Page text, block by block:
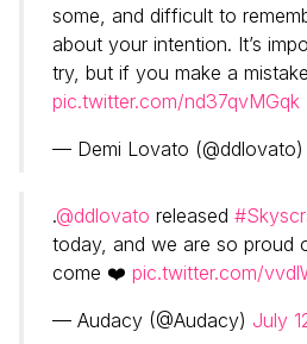
some, and difficult to
about your intention. It’s
try, but if you make a
pic.twitter.com/nd37qvMGqk
— Demi Lovato (@ddlovato)
.@ddlovato released
today, and we are so proud
come ❤️ pic.twitter.com/
— Audacy (@Audacy) July